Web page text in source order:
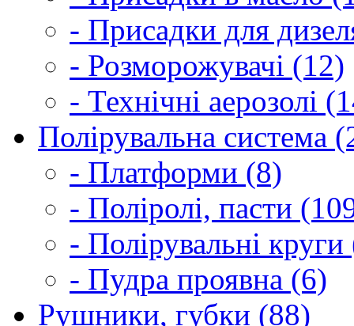
- Присадки для
- Розморожувачі (12)
- Технічні аерозолі
Полірувальна система
- Платформи (8)
- Поліролі, пасти
- Полірувальні
- Пудра проявна (6)
Рушники, губки (88)